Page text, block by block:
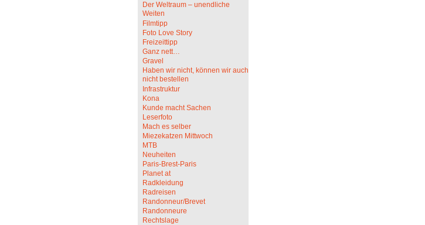
Der Weltraum – unendliche
Weiten
Filmtipp
Foto Love Story
Freizeittipp
Ganz nett…
Gravel
Haben wir nicht, können wir auch
nicht bestellen
Infrastruktur
Kona
Kunde macht Sachen
Leserfoto
Mach es selber
Miezekatzen Mittwoch
MTB
Neuheiten
Paris-Brest-Paris
Planet at
Radkleidung
Radreisen
Randonneur/Brevet
Randonneure
Rechtslage